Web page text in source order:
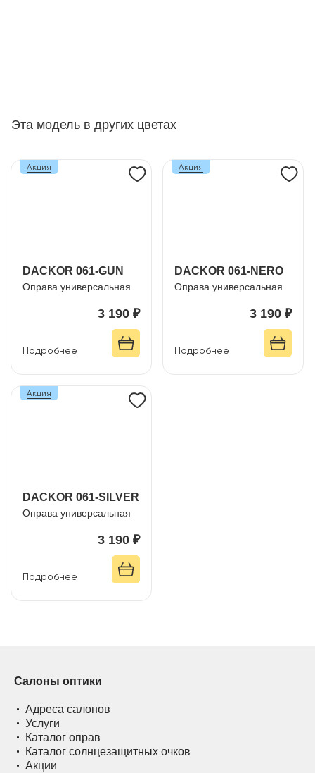
Эта модель в других цветах
DACKOR 061-GUN
Оправа универсальная
3 190 ₽
Подробнее
Акция
DACKOR 061-NERO
Оправа универсальная
3 190 ₽
Подробнее
Акция
DACKOR 061-SILVER
Оправа универсальная
3 190 ₽
Подробнее
Акция
Салоны оптики
Адреса салонов
Услуги
Каталог оправ
Каталог солнцезащитных очков
Акции